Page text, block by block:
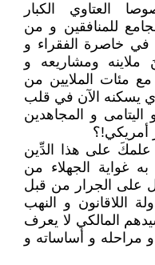
العتاوي الكبار
للمنافقين و من
خاصرة الفقراء و
ملاينه ومشاريعه و
مئات الملايين من
يسكنه الآن في قلب
و المجاهدين
علمكَ على هذا الدِّين
غواية الجهلاء من
على الجرار من قبل
اللاقانون و النهب
المالكي لا يعرف
مراحله و أساساته و